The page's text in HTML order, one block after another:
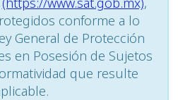
conforme a lo
General de Protección
en Posesión de Sujetos
que resulte